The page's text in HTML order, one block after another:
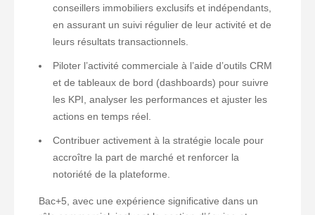
conseillers immobiliers exclusifs et indépendants,
en assurant un suivi régulier de leur activité et de
leurs résultats transactionnels.
Piloter l’activité commerciale à l’aide d’outils CRM
et de tableaux de bord (dashboards) pour suivre
les KPI, analyser les performances et ajuster les
actions en temps réel.
Contribuer activement à la stratégie locale pour
accroître la part de marché et renforcer la
notoriété de la plateforme.
Bac+5, avec une expérience significative dans un